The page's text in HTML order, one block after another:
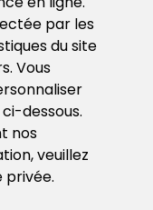
par les
du site
Vous
dessous.
nos
veuillez
privée.